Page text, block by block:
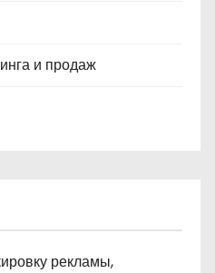
и продаж
рекламы,